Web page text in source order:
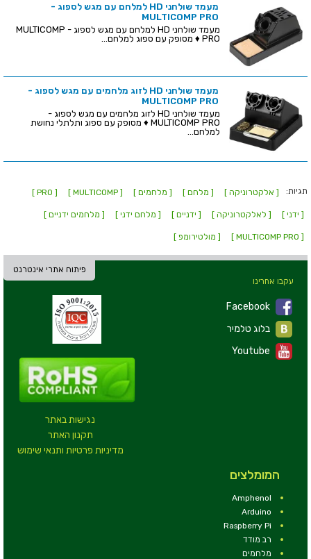
מעמד שולחני HD למלחם עם מגש לספוג -
MULTICOMP PRO
מעמד שולחני HD למלחם עם מגש לספוג - MULTICOMP
PRO ♦ מסופק עם ספוג למלחם...
מעמד שולחני HD לזוג מלחמים עם מגש לספוג -
MULTICOMP PRO
מעמד שולחני HD לזוג מלחמים עם מגש לספוג -
MULTICOMP PRO ♦ מסופק עם ספוג ותלתלי נחושת
למלחם...
תגיות: [ אלקטרוניקה ] [ מלחם ] [ מלחמים ] [ MULTICOMP ]
[ PRO ]
[ ידני ] [ לאלקטרוניקה ] [ ידניים ] [ מלחם ידני ] [ מלחמים ידניים ]
[ MULTICOMP PRO ] [ מולטירומפ ]
פיתוח אתרי אינטרנט
נגישות באתר
תקנון האתר
מדיניות פרטיות ותנאי שימוש
עקבו אחרינו
Facebook
Youtube
המומלצים
Amphenol
Arduino
Raspberry Pi
רב מודד
מלחמים